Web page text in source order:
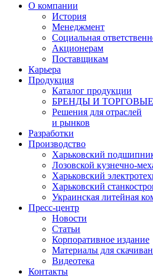
О компании
История
Менеджмент
Социальная
Акционерам
Поставщикам
Карьера
Продукция
Каталог продукции
БРЕНДЫ И
Решения для отраслей
и рынков
Разработки
Производство
Харьковский
Лозовской кузнечно-
Харьковский
Харьковский
Украинская литейная
Пресс-центр
Новости
Статьи
Корпоративное издание
Материалы для
Видеотека
Контакты